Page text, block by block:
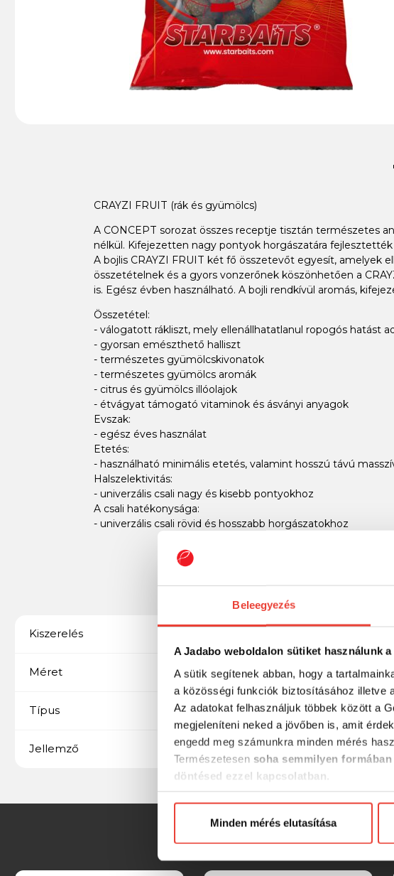
Beleegyezés
A Jadabo weboldalon sütiket használunk
A sütik segítenek abban, hogy a
a közösségi funkciók biztosításához illetve
Az adatokat felhasználjuk többek között a
megjeleníteni neked a jövőben is, amit
engedd meg számunkra minden mérés
Természetesen soha semmilyen
döntésed ezzel kapcsolatban.
Előre is köszönjük!
Minden mérés elutasítása
CRAYZI FRUIT (rák és gyümölcs)
A CONCEPT sorozat összes receptje tisztán természetes
nélkül. Kifejezetten nagy pontyok horgászatára fejlesztették
A bojlis CRAYZI FRUIT két fő összetevőt egyesít, amelyek
összetételnek és a gyors vonzerőnek köszönhetően a
is. Egész évben használható. A bojli rendkívül aromás,
Összetétel:
- válogatott rákliszt, mely ellenállhatatlanul ropogós hatást
- gyorsan emészthető halliszt
- természetes gyümölcskivonatok
- természetes gyümölcs aromák
- citrus és gyümölcs illóolajok
- étvágyat támogató vitaminok és ásványi anyagok
Evszak:
- egész éves használat
Etetés:
- használható minimális etetés, valamint hosszú távú
Halszelektivitás:
- univerzális csali nagy és kisebb pontyokhoz
A csali hatékonysága:
- univerzális csali rövid és hosszabb horgászatokhoz
Kiszerelés
Méret 20 mm
Típus Starbaits
Jellemző Rák és gyümölcs